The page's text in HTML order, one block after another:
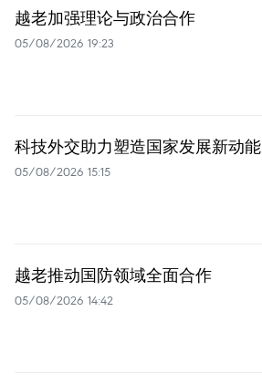
越老加强理论与政治合作
05/08/2026 19:23
科技外交助力塑造国家发展新动能
05/08/2026 15:15
越老推动国防领域全面合作
05/08/2026 14:42